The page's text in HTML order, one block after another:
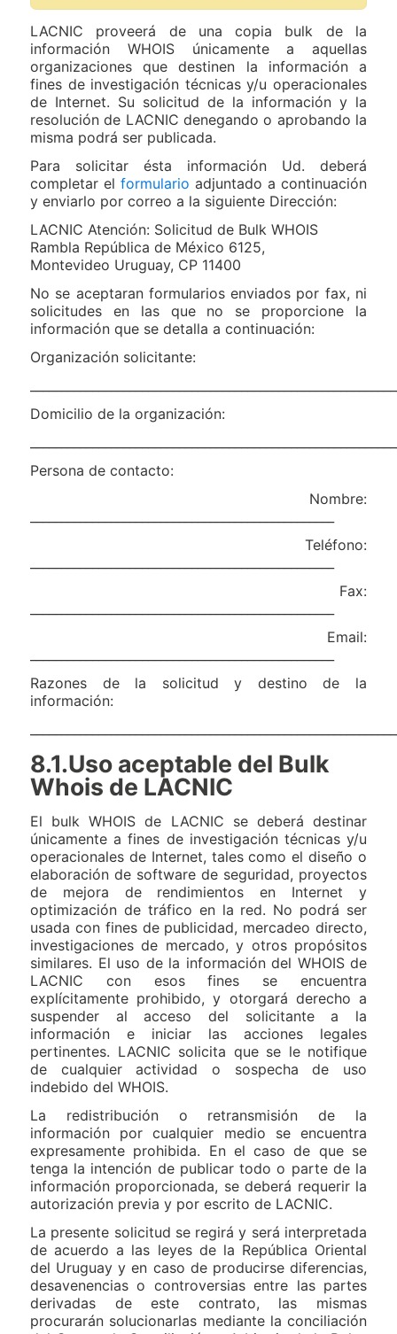
LACNIC proveerá de una copia bulk de la
información WHOIS únicamente a aquellas
organizaciones que destinen la información a
fines de investigación técnicas y/u operacionales
de Internet. Su solicitud de la información y la
resolución de LACNIC denegando o aprobando la
misma podrá ser publicada.
Para solicitar ésta información Ud. deberá
completar el formulario adjuntado a continuación
y enviarlo por correo a la siguiente Dirección:
LACNIC Atención: Solicitud de Bulk WHOIS
Rambla República de México 6125,
Montevideo Uruguay, CP 11400
No se aceptaran formularios enviados por fax, ni
solicitudes en las que no se proporcione la
información que se detalla a continuación:
Organización solicitante:
Domicilio de la organización:
Persona de contacto:
Nombre:
Teléfono:
Fax:
Email:
Razones de la solicitud y destino de la
información:
8.1.Uso aceptable del Bulk
Whois de LACNIC
El bulk WHOIS de LACNIC se deberá destinar
únicamente a fines de investigación técnicas y/u
operacionales de Internet, tales como el diseño o
elaboración de software de seguridad, proyectos
de mejora de rendimientos en Internet y
optimización de tráfico en la red. No podrá ser
usada con fines de publicidad, mercadeo directo,
investigaciones de mercado, y otros propósitos
similares. El uso de la información del WHOIS de
LACNIC con esos fines se encuentra
explícitamente prohibido, y otorgará derecho a
suspender al acceso del solicitante a la
información e iniciar las acciones legales
pertinentes. LACNIC solicita que se le notifique
de cualquier actividad o sospecha de uso
indebido del WHOIS.
La redistribución o retransmisión de la
información por cualquier medio se encuentra
expresamente prohibida. En el caso de que se
tenga la intención de publicar todo o parte de la
información proporcionada, se deberá requerir la
autorización previa y por escrito de LACNIC.
La presente solicitud se regirá y será interpretada
de acuerdo a las leyes de la República Oriental
del Uruguay y en caso de producirse diferencias,
desavenencias o controversias entre las partes
derivadas de este contrato, las mismas
procurarán solucionarlas mediante la conciliación